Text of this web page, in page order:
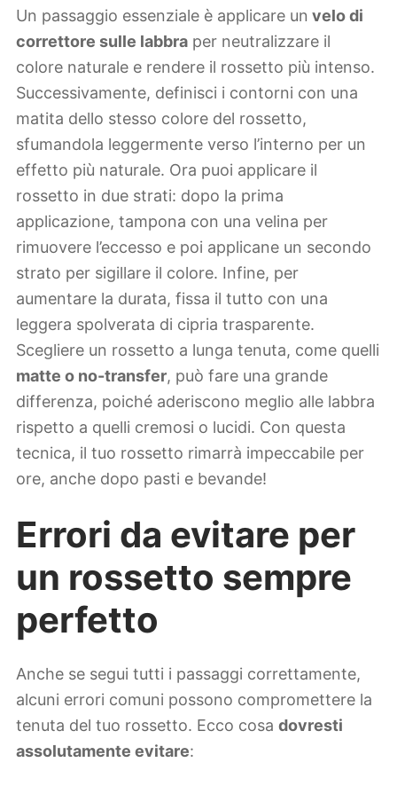
Un passaggio essenziale è applicare un velo di
correttore sulle labbra per neutralizzare il
colore naturale e rendere il rossetto più intenso.
Successivamente, definisci i contorni con una
matita dello stesso colore del rossetto,
sfumandola leggermente verso l’interno per un
effetto più naturale. Ora puoi applicare il
rossetto in due strati: dopo la prima
applicazione, tampona con una velina per
rimuovere l’eccesso e poi applicane un secondo
strato per sigillare il colore. Infine, per
aumentare la durata, fissa il tutto con una
leggera spolverata di cipria trasparente.
Scegliere un rossetto a lunga tenuta, come quelli
matte o no-transfer, può fare una grande
differenza, poiché aderiscono meglio alle labbra
rispetto a quelli cremosi o lucidi. Con questa
tecnica, il tuo rossetto rimarrà impeccabile per
ore, anche dopo pasti e bevande!
Errori da evitare per
un rossetto sempre
perfetto
Anche se segui tutti i passaggi correttamente,
alcuni errori comuni possono compromettere la
tenuta del tuo rossetto. Ecco cosa dovresti
assolutamente evitare: